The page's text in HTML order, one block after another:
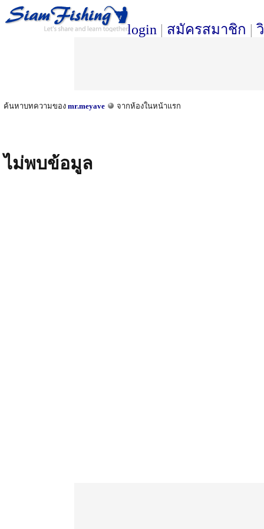
login | สมัครสมาชิก |
ค้นหาบทความของ mr.meyave จากห้องในหน้าแรก
ไม่พบข้อมูล